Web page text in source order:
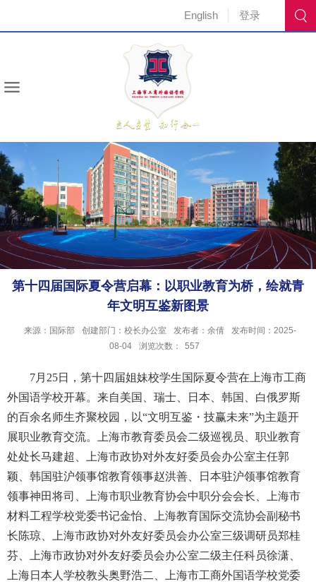
English 登录
第十四届国际夏令营启幕：以职业教育为桥，绘就青
年文明互鉴新图景
来源：国际部 创建部门：校长办公室 发布者：余倩
发布时间：2025-
08-04
浏览次数： 557
7月 25日，第十四届姐妹校学生国际夏令营在上海市工商
外国语学校开幕。来自美国、瑞士、日本、韩国、白俄罗斯
的百余名师生齐聚校园，以“文明互鉴 ・ 技赢未来”为主题开
展职业教育交流。上海市教育委员会二级巡视员、职业教育
处处长马建超、上海市政协对外友好委员会办公室主任郭
颖、韩国驻沪领事馆教育领事赵洪善、日本驻沪领事馆教育
领事神田将司、上海市职业教育协会中职分会会长、上海市
材料工程学校党委书记金怡、上海教育国际交流协会副秘书
长陈琼、上海市政协对外友好委员会办公室三级调研员郑桂
芬、上海市政协对外友好委员会办公室二级主任科员徐潇、
上海日本人学校教头奥野浩二、上海市工商外国语学校党委